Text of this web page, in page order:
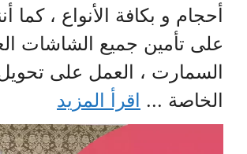
أحجام و بكافة الأنواع ، كما
على تأمين جميع الشاشات
السمارت ، العمل على تحويل
الخاصة ... اقرأ المزيد